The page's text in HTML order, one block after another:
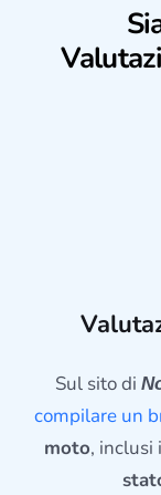
Sul sito di
compilare un
moto, inclusi